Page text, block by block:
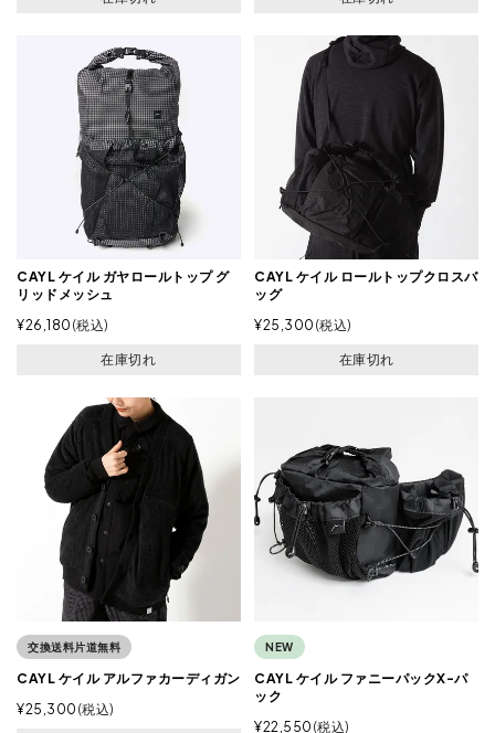
CAYL ケイル ガヤロールトップ グ
リッドメッシュ
¥26,180 税込
在庫切れ
CAYL ケイル ロールトップクロスバ
ッグ
¥25,300 税込
在庫切れ
交換送料片道無料
CAYL ケイル アルファカーディガン
¥25,300 税込
NEW
CAYL ケイル ファニーパックX-パ
ック
¥22,550 税込